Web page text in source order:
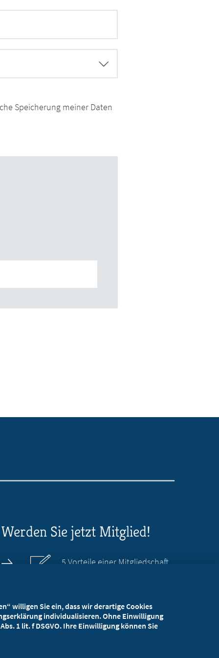
Speicherung meiner Daten
Werden Sie jetzt Mitglied!
5 Vorteile einer Mitgliedschaft
Kostenlos für Studierende
willigen Sie ein, dass wir derartige Cookies
individualisieren. Ohne Einwilligung
1 lit. f DSGVO. Ihre Einwilligung können Sie